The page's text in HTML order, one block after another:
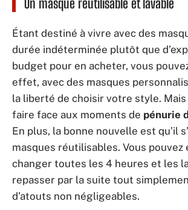
Étant destiné à vivre avec des
durée indéterminée plutôt que
budget pour en acheter, vous
effet, avec des masques
la liberté de choisir votre style.
faire face aux moments de pénurie
En plus, la bonne nouvelle est qu’il
masques réutilisables. Vous
changer toutes les 4 heures et les
repasser par la suite tout
d’atouts non négligeables.